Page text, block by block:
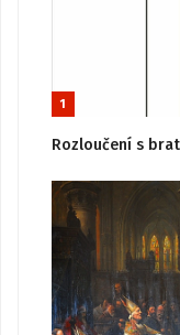
1
Rozloučení s